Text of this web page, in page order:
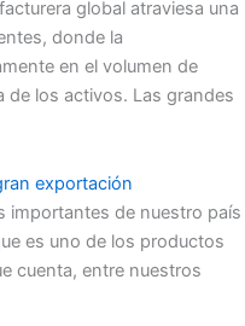
global atraviesa una
donde la
en el volumen de
de los activos. Las grandes
exportación
importantes de nuestro país
es uno de los productos
cuenta, entre nuestros